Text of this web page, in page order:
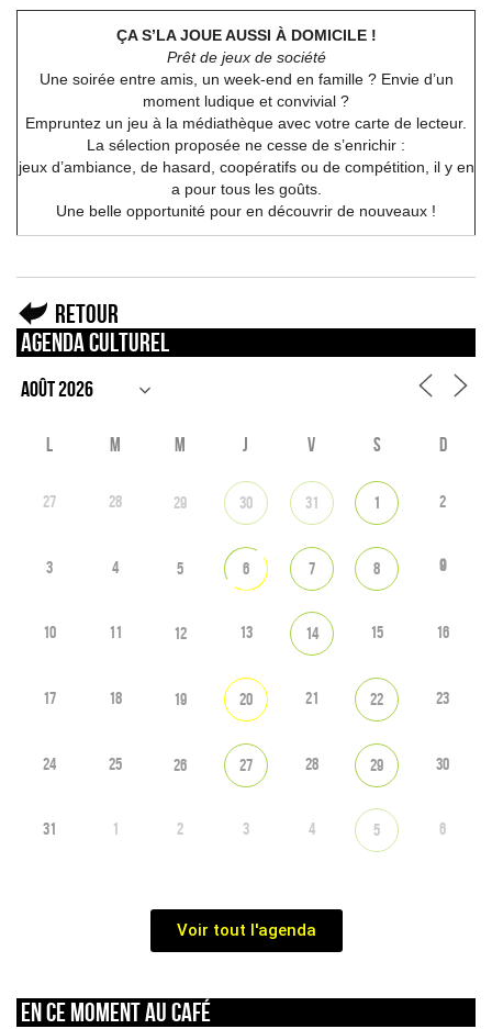
ÇA S’LA JOUE AUSSI À DOMICILE !
Prêt de jeux de société
Une soirée entre amis, un week-end en famille ? Envie d’un
moment ludique et convivial ?
Empruntez un jeu à la médiathèque avec votre carte de lecteur.
La sélection proposée ne cesse de s’enrichir :
jeux d’ambiance, de hasard, coopératifs ou de compétition, il y en
a pour tous les goûts.
Une belle opportunité pour en découvrir de nouveaux !
Retour
Agenda culturel
L M M J V S D
27 28 29 30 31 1 2
3 4 5 6 7 8 9
10 11 12 13 14 15 16
17 18 19 20 21 22 23
24 25 26 27 28 29 30
31 1 2 3 4 5 6
Voir tout l'agenda
En ce moment au café